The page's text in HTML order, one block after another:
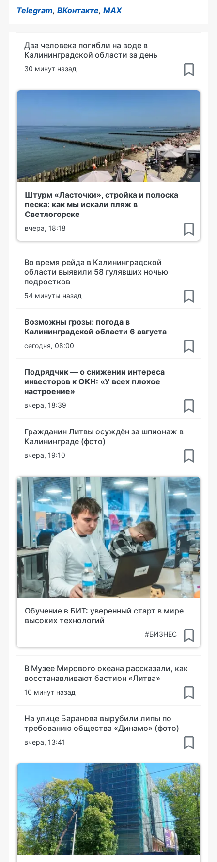
Telegram, ВКонтакте, MAX
Два человека погибли на воде в
Калининградской области за день
30 минут назад
Штурм «Ласточки», стройка и полоска
песка: как мы искали пляж в
Светлогорске
вчера, 18:18
Во время рейда в Калининградской
области выявили 58 гулявших ночью
подростков
54 минуты назад
Возможны грозы: погода в
Калининградской области 6 августа
сегодня, 08:00
Подрядчик — о снижении интереса
инвесторов к ОКН: «У всех плохое
настроение»
вчера, 18:39
Гражданин Литвы осуждён за шпионаж в
Калининграде (фото)
вчера, 19:10
Обучение в БИТ: уверенный старт в мире
высоких технологий
#БИЗНЕС
В Музее Мирового океана рассказали, как
восстанавливают бастион «Литва»
10 минут назад
На улице Баранова вырубили липы по
требованию общества «Динамо» (фото)
вчера, 13:41